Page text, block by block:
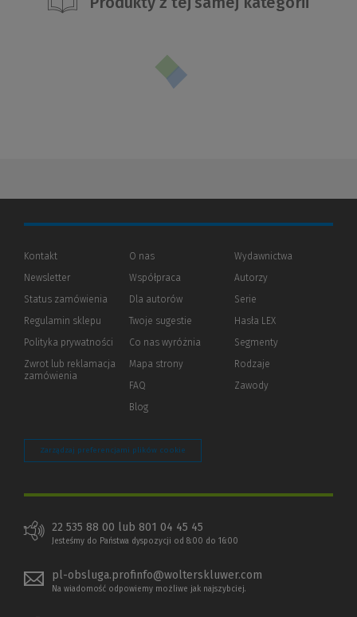
Kontakt
Newsletter
Status zamówienia
Regulamin sklepu
Polityka prywatności (Nowe
(Link
innej
Zwrot lub reklamacja
zamówienia
O nas
Współpraca
Dla autorów(Nowe
(Link
innej
strony)
Twoje sugestie
Co nas wyróżnia
Mapa strony
FAQ
Blog
Wydawnictwa
Autorzy
Serie
Hasła LEX
Segmenty
Rodzaje
Zawody
Zarządzaj preferencjami plików cookie
22 535 88 00 lub 801 04 45 45
Jesteśmy do Państwa dyspozycji od 8:00 do 16:00
pl-obsluga.profinfo@wolterskluwer.com
Na wiadomość odpowiemy możliwe jak najszybciej.